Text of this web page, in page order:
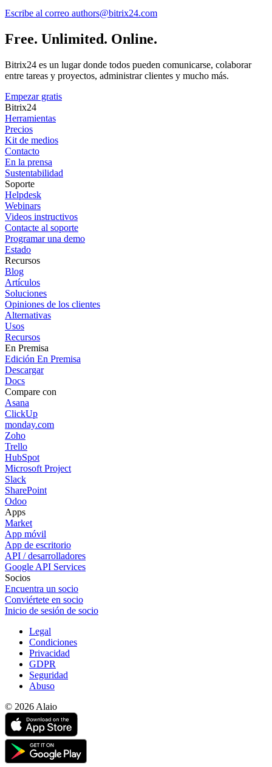
Escribe al correo authors@bitrix24.com
Free. Unlimited. Online.
Bitrix24 es un lugar donde todos pueden comunicarse, colaborar
entre tareas y proyectos, administrar clientes y mucho más.
Empezar gratis
Bitrix24
Herramientas
Precios
Kit de medios
Contacto
En la prensa
Sustentabilidad
Soporte
Helpdesk
Webinars
Videos instructivos
Contacte al soporte
Programar una demo
Estado
Recursos
Blog
Artículos
Soluciones
Opiniones de los clientes
Alternativas
Usos
Recursos
En Premisa
Edición En Premisa
Descargar
Docs
Compare con
Asana
ClickUp
monday.com
Zoho
Trello
HubSpot
Microsoft Project
Slack
SharePoint
Odoo
Apps
Market
App móvil
App de escritorio
API / desarrolladores
Google API Services
Socios
Encuentra un socio
Conviértete en socio
Inicio de sesión de socio
Legal
Condiciones
Privacidad
GDPR
Seguridad
Abuso
© 2026 Alaio